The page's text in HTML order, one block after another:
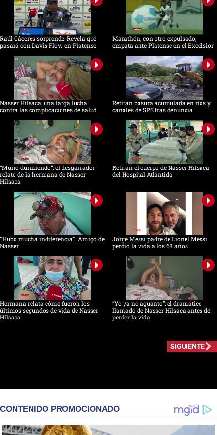
Raúl Cáceres sorprende: Revela qué
pasará con Davis Flow en Platense
Marathón, con otro expulsado,
empata ante Platense en el Excélsior
Nasser Hilsaca: una larga lucha
contra las complicaciones de salud
Retiran basura acumulada en ríos y
canales de SPS tras denuncia
“Murió durmiendo”: el desgarrador
relato de la hermana de Nasser
Hilsaca
Retiran el cuerpo de Nasser Hilsaca
del Hospital Atlántida
"Hubo mucha indiferencia". Amigo de
Nasser
Jorge Messi padre de Lionel Messi
perdió la vida a los 68 años
Hermana relata cómo fueron los
últimos segundos de vida de Nasser
Hilsaca
“Yo ya no aguanto”: el dramático
llamado de Nasser Hilsaca antes de
perder la vida
SIGUIENTE
CONTENIDO PROMOCIONADO